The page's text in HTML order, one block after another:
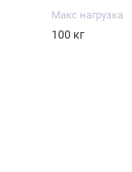
Макс нагрузка
100 кг